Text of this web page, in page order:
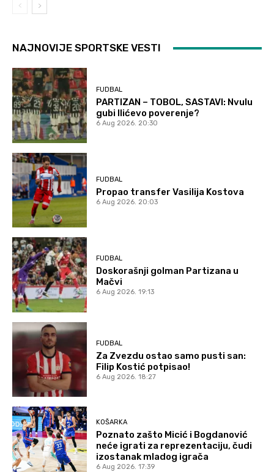
NAJNOVIJE SPORTSKE VESTI
FUDBAL
PARTIZAN – TOBOL, SASTAVI: Nvulu
gubi Ilićevo poverenje?
6 Aug 2026. 20:30
FUDBAL
Propao transfer Vasilija Kostova
6 Aug 2026. 20:03
FUDBAL
Doskorašnji golman Partizana u
Mačvi
6 Aug 2026. 19:13
FUDBAL
Za Zvezdu ostao samo pusti san:
Filip Kostić potpisao!
6 Aug 2026. 18:27
KOŠARKA
Poznato zašto Micić i Bogdanović
neće igrati za reprezentaciju, čudi
izostanak mladog igrača
6 Aug 2026. 17:39